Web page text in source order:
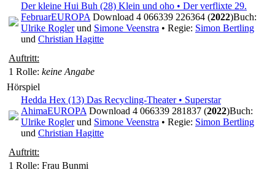
Der kleine Hui Buh (28) Klein und oho • Der verflixte 29.
FebruarEUROPA Download 4 066339 226364 (2022)Buch:
Ulrike Roglerund Simone Veenstra • Regie: Simon Bertling
und Christian Hagitte
Auftritt:
1 Rolle: keine Angabe
Hörspiel
Hedda Hex (13) Das Recycling-Theater • Superstar
AhimaEUROPA Download 4 066339 281837 (2022)Buch:
Ulrike Roglerund Simone Veenstra • Regie: Simon Bertling
und Christian Hagitte
Auftritt:
1 Rolle: Frau Bunmi